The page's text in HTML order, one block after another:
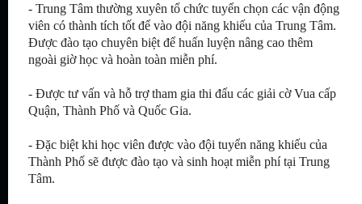
- Trung Tâm thường xuyên tổ chức tuyển chọn các vận động
viên có thành tích tốt để vào đội năng khiếu của Trung Tâm.
Được đào tạo chuyên biệt để huấn luyện nâng cao thêm
ngoài giờ học và hoàn toàn miễn phí.
- Được tư vấn và hỗ trợ tham gia thi đấu các giải cờ Vua cấp
Quận, Thành Phố và Quốc Gia.
- Đặc biệt khi học viên được vào đội tuyển năng khiếu của
Thành Phố sẽ được đào tạo và sinh hoạt miễn phí tại Trung
Tâm.